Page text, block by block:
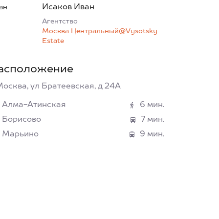
Исаков Иван
Агентcтво
Москва Центральный@Vysotsky
Estate
ул Братеевская, д 24А
Алма-Атинская
6 мин.
Борисово
7 мин.
Марьино
9 мин.